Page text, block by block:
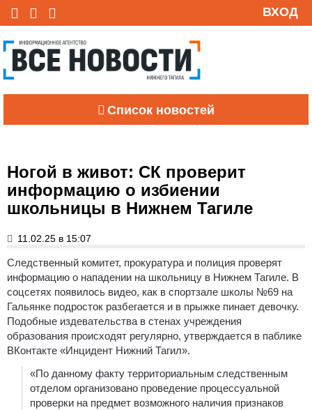
ВХОД
Список новостей
Ногой в живот: СК проверит
информацию о избиении
школьницы в Нижнем Тагиле
11.02.25 в 15:07
Следственный комитет, прокуратура и полиция проверят
информацию о нападении на школьницу в Нижнем Тагиле. В
соцсетях появилось видео, как в спортзале школы №69 на
Гальянке подросток разбегается и в прыжке пинает девочку.
Подобные издевательства в стенах учреждения
образования происходят регулярно, утверждается в паблике
ВКонтакте «Инцидент Нижний Тагил».
«По данному факту территориальным следственным
отделом организовано проведение процессуальной
проверки на предмет возможного наличия признаков